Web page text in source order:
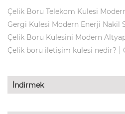
Çelik Boru Telekom Kulesi
Gergi Kulesi Modern Enerji Nakil
Çelik Boru Kulesini Modern
Çelik boru iletişim kulesi nedir?
İndirmek